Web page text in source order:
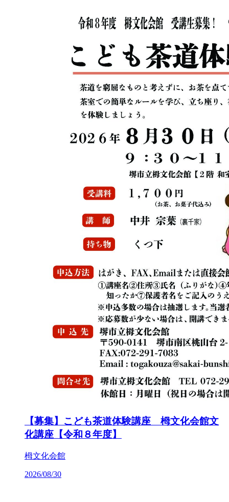
【募集】こども茶道体験講座 栂文化会館文
化講座【令和８年度】
栂文化会館
2026/08/30